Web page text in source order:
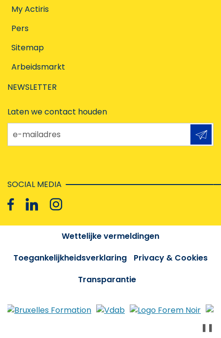
My Actiris
Pers
Sitemap
Arbeidsmarkt
NEWSLETTER
Laten we contact houden
e-mailadres
SOCIAL MEDIA
Wettelijke vermeldingen
Toegankelijkheidsverklaring
Privacy & Cookies
Transparantie
❚❚